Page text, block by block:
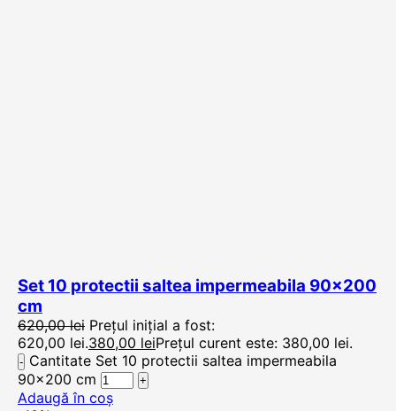
Set 10 protectii saltea impermeabila 90×200
cm
620,00lei Prețul inițial a fost:
620,00 lei.380,00 leiPrețul curent este: 380,00 lei.
Cantitate Set 10 protectii saltea impermeabila
90x200 cm
Adaugă în coș